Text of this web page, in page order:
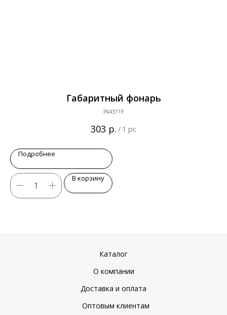
Габаритный фонарь
IN4371Y
303 р. / 1 pc
Подробнее
В корзину
Каталог
О компании
Оптовым клиентам
Доставка и оплата